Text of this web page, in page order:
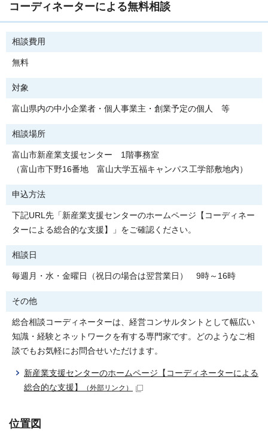
コーディネーターによる無料相談
相談費用
無料
対象
富山県内の中小企業者・個人事業主・創業予定の個人 等
相談場所
富山市新産業支援センター 1階事務室
（富山市下野16番地 富山大学五福キャンパス工学部敷地内）
申込方法
下記URL先「新産業支援センターのホームページ【コーディネー
ターによる総合的な支援】」をご確認ください。
相談日
毎週月・水・金曜日（祝日の場合は翌営業日） 9時～16時
その他
総合相談コーディネーターは、経営コンサルタントとして幅広い
知識・経験とネットワークを有する専門家です。どのようなご相
談でもお気軽にお問合せいただけます。
新産業支援センターのホームページ【コーディネーターによる
総合的な支援】
（外部リンク）
位置図